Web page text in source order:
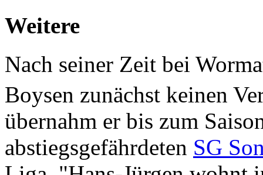
Weitere
Nach seiner Zeit bei
Boysen zunächst keinen
übernahm er bis zum
abstiegsgefährdeten SG